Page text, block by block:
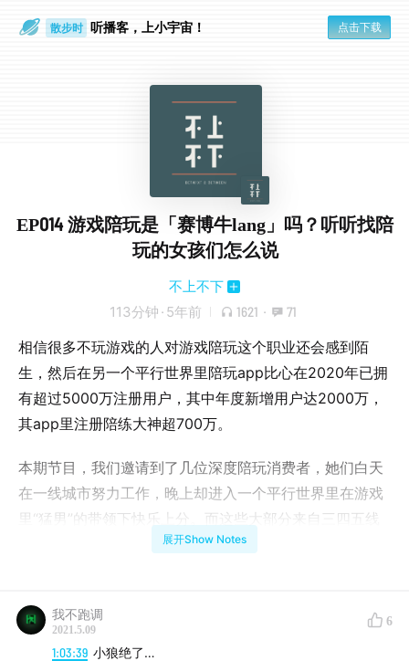
散步时 听播客，上小宇宙！ 点击下载
EP014 游戏陪玩是「赛博牛lang」吗？听听找陪
玩的女孩们怎么说
不上不下
113分钟 · 5年前 1621 · 71
相信很多不玩游戏的人对游戏陪玩这个职业还会感到陌
生，然后在另一个平行世界里陪玩app比心在2020年已拥
有超过5000万注册用户，其中年度新增用户达2000万，
其app里注册陪练大神超700万。
本期节目，我们邀请到了几位深度陪玩消费者，她们白天
在一线城市努力工作，晚上却进入一个平行世界里在游戏
里“猛男”的带领下快乐上分。而这些大部分来自三四五线
城市的猛男们，他们背后的故事是怎样的呢？
玩均作了化名处理，同时两位嘉宾声音做了变声处理，收
听上如有不适那是我们剪辑软件用的还不够溜。
展开Show Notes
我不跑调
2021.5.09
6
1:03:39 小狼绝了…